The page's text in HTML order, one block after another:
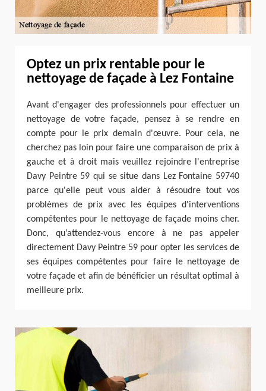
Optez un prix rentable pour le
nettoyage de façade à Lez Fontaine
Avant d'engager des professionnels pour effectuer un
nettoyage de votre façade, pensez à se rendre en
compte pour le prix demain d'œuvre. Pour cela, ne
cherchez pas loin pour faire une comparaison de prix à
gauche et à droit mais veuillez rejoindre l'entreprise
Davy Peintre 59 qui se situe dans Lez Fontaine 59740
parce qu'elle peut vous aider à résoudre tout vos
problèmes de prix avec les équipes d'interventions
compétentes pour le nettoyage de façade moins cher.
Donc, qu’attendez-vous encore à ne pas appeler
directement Davy Peintre 59 pour opter les services de
ses équipes compétentes pour faire le nettoyage de
votre façade et afin de bénéficier un résultat optimal à
meilleure prix.